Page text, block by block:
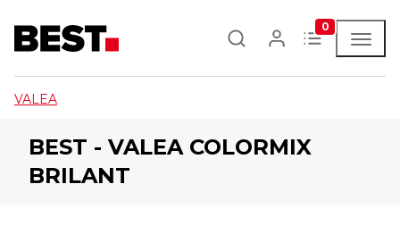
0
VALEA
BEST - VALEA COLORMIX
BRILANT